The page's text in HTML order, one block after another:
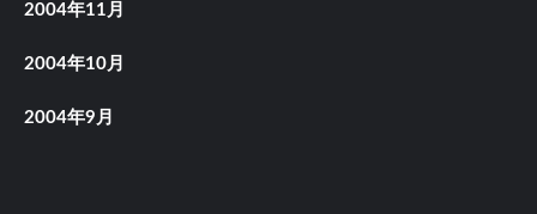
2004年11月
2004年10月
2004年9月